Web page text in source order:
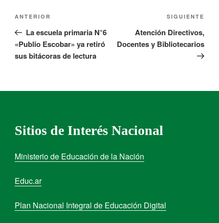
ANTERIOR
La escuela primaria N°6
«Publio Escobar» ya retiró
sus bitácoras de lectura
SIGUIENTE
Atención Directivos,
Docentes y Bibliotecarios
Sitios de Interés Nacional
Ministerio de Educación de la Nación
Educ.ar
Plan Nacional Integral de Educación Digital